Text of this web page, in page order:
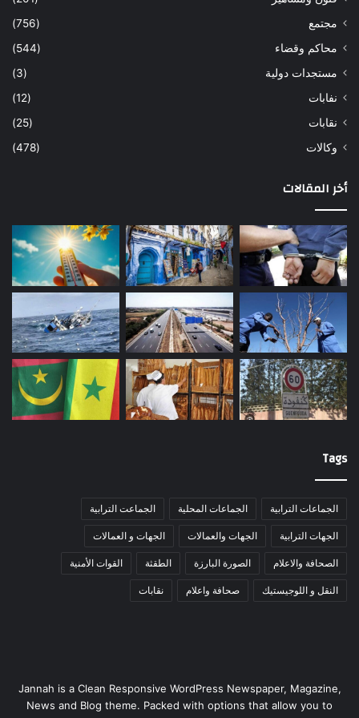
مجتمع
(756)
محاكم وقضاء
(544)
مستجدات دولية
(3)
نفابات
(12)
نقابات
(25)
وكالات
(478)
أخر المقالات
Tags
الجماعات الترابية الجماعات المحلية الجماعت الترابية
الجهات الترابية الجهات والعمالات الجهات و العمالات
الصحافة والاعلام الصورة البارزة الطقثة القوات الأمنية
النقل و اللوجيستيك صحافة واعلام نقابات
Jannah is a Clean Responsive WordPress Newspaper, Magazine,
News and Blog theme. Packed with options that allow you to